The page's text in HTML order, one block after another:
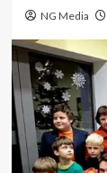
NG Media